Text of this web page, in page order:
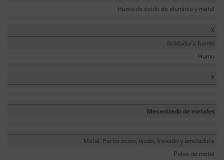
Humo de óxido de aluminio y metal
X
Soldadura fuerte
Humo
X
Mecanizado de metales
Metal: Perforación, lijado, fresado y amoladura
Polvo de metal